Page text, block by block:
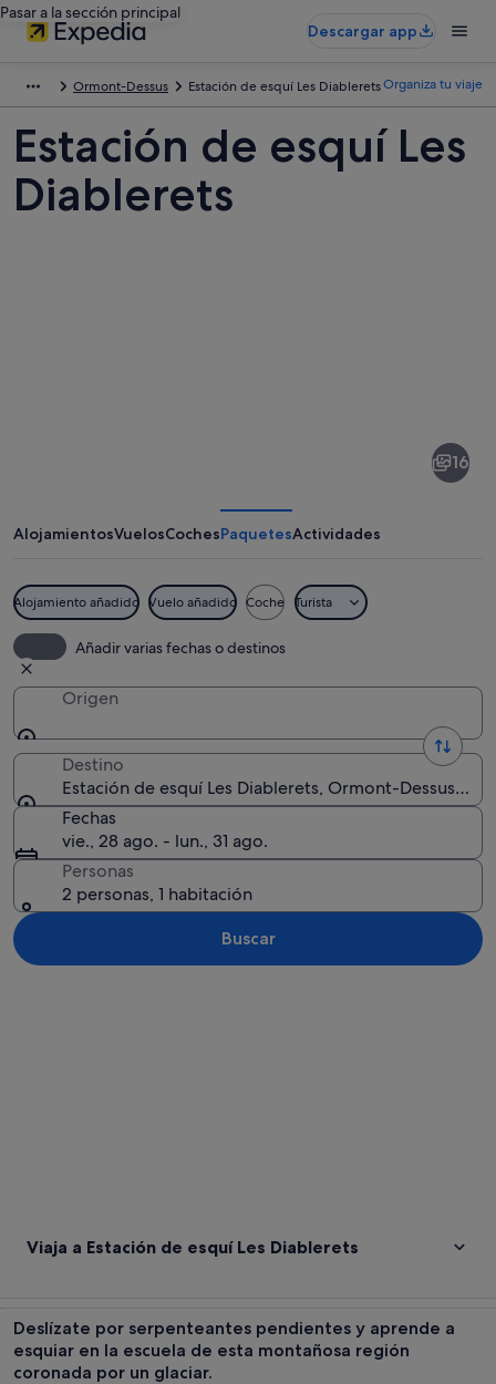
Pasar a la sección principal
Descargar app
Ormont-Dessus Estación de esquí Les DiableretsOrganiza tu viaje
Estación de esquí Les
Diablerets
Les
16
AlojamientosVuelosCochesPaquetesActividades
Alojamiento añadido Vuelo añadido Coche Turista
Añadir varias fechas o destinos
Origen
Destino
Estación de esquí Les Diablerets, Ormont-Dessus,
Fechas
vie., 28 ago. - lun., 31 ago.
Personas
2 personas, 1 habitación
Buscar
Viaja a Estación de esquí Les Diablerets
Deslízate por serpenteantes pendientes y aprende a
esquiar en la escuela de esta montañosa región
coronada por un glaciar.